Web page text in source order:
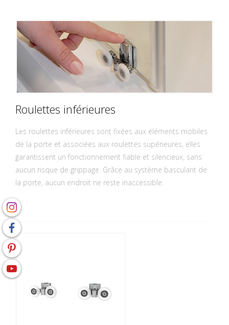
Roulettes inférieures
Les roulettes inférieures sont fixées aux éléments mobiles
de la porte et associées aux roulettes supérieures, elles
garantissent un fonctionnement fiable et silencieux, sans
aucun risque de grippage. Grâce au système basculant de
la porte, aucun endroit ne reste inaccessible.